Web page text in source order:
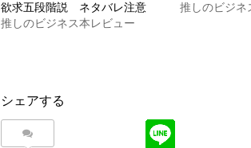
欲求五段階説 ネタバレ注意
推しのビジネス本レビュー
推しのビジネ
シェアする